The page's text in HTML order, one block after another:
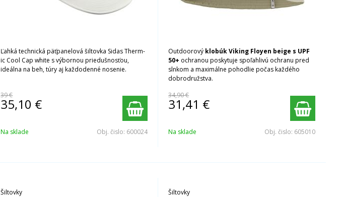
Ľahká technická päťpanelová šiltovka Sidas Therm-
ic Cool Cap white s výbornou priedušnosťou,
ideálna na beh, túry aj každodenné nosenie.
39 €
35,10 €
Na sklade Obj. čislo: 600024
Outdoorový klobúk Viking Floyen beige s UPF
50+ ochranou poskytuje spoľahlivú ochranu pred
slnkom a maximálne pohodlie počas každého
dobrodružstva.
34,90 €
31,41 €
Na sklade Obj. čislo: 605010
Šiltovky Šiltovky